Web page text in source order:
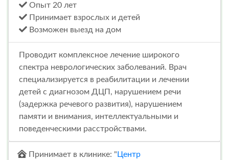
Опыт 20 лет
Принимает взрослых и детей
Возможен выезд на дом
Проводит комплексное лечение широкого
спектра неврологических заболеваний. Врач
специализируется в реабилитации и лечении
детей с диагнозом ДЦП, нарушением речи
(задержка речевого развития), нарушением
памяти и внимания, интеллектуальными и
поведенческими расстройствами.
Принимает в клинике: " Центр